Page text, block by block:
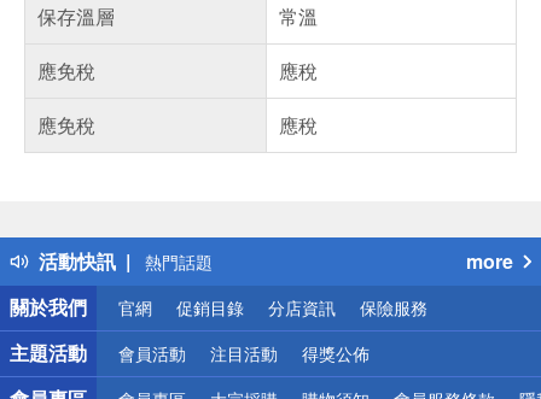
保存溫層
常溫
應免稅
應稅
應免稅
應稅
活動快訊
得獎公告
熱門話題
銀行優惠
偏遠地區配送
詐騙網頁！請小心！
more
關於我們
官網 促銷目錄 分店資訊 保險服務
主題活動 會員活動 注目活動 得獎公佈